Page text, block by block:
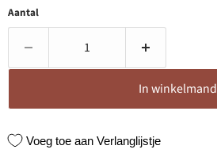
Aantal
In winkelmand
Voeg toe aan Verlanglijstje